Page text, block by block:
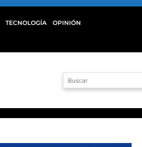
TECNOLOGÍA
OPINIÓN